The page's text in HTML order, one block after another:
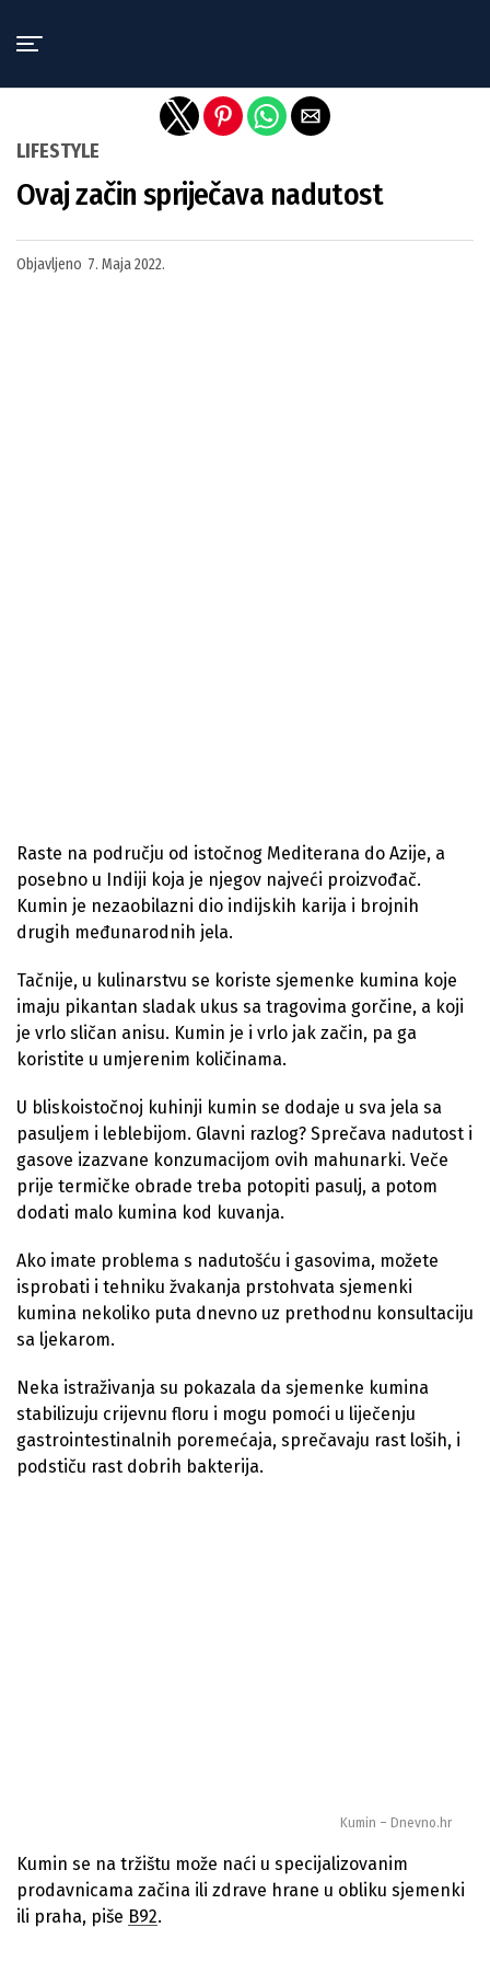
LIFESTYLE
Ovaj začin spriječava nadutost
Objavljeno 7. Maja 2022.
Raste na području od istočnog Mediterana do Azije, a
posebno u Indiji koja je njegov najveći proizvođač.
Kumin je nezaobilazni dio indijskih karija i brojnih
drugih međunarodnih jela.
Tačnije, u kulinarstvu se koriste sjemenke kumina koje
imaju pikantan sladak ukus sa tragovima gorčine, a koji
je vrlo sličan anisu. Kumin je i vrlo jak začin, pa ga
koristite u umjerenim količinama.
U bliskoistočnoj kuhinji kumin se dodaje u sva jela sa
pasuljem i leblebijom. Glavni razlog? Sprečava nadutost i
gasove izazvane konzumacijom ovih mahunarki. Veče
prije termičke obrade treba potopiti pasulj, a potom
dodati malo kumina kod kuvanja.
Ako imate problema s nadutošću i gasovima, možete
isprobati i tehniku žvakanja prstohvata sjemenki
kumina nekoliko puta dnevno uz prethodnu konsultaciju
sa ljekarom.
Neka istraživanja su pokazala da sjemenke kumina
stabilizuju crijevnu floru i mogu pomoći u liječenju
gastrointestinalnih poremećaja, sprečavaju rast loših, i
podstiču rast dobrih bakterija.
Kumin – Dnevno.hr
Kumin se na tržištu može naći u specijalizovanim
prodavnicama začina ili zdrave hrane u obliku sjemenki
ili praha, piše B92.